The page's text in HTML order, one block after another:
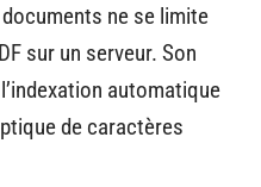
ne se limite
sur un serveur. Son
automatique
de caractères